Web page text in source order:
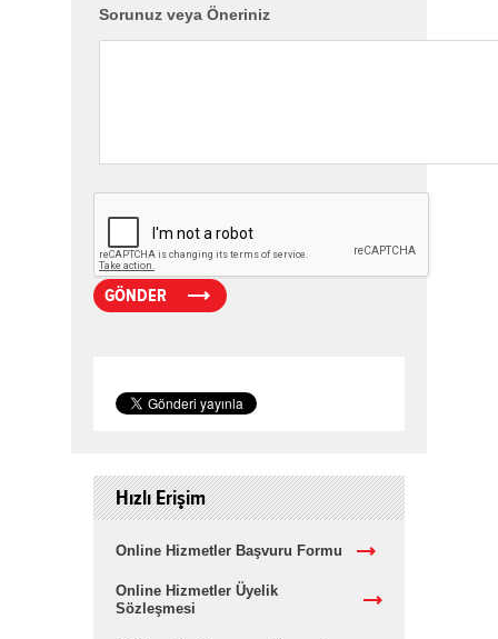
Sorunuz veya Öneriniz
Hızlı Erişim
Online Hizmetler Başvuru Formu
Online Hizmetler Üyelik
Sözleşmesi